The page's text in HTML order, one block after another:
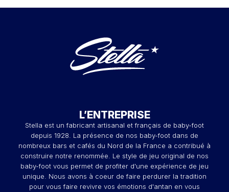
L’ENTREPRISE
Stella est un fabricant artisanal et français de baby-foot
depuis 1928. La présence de nos baby-foot dans de
nombreux bars et cafés du Nord de la France a contribué à
construire notre renommée. Le style de jeu original de nos
baby-foot vous permet de profiter d'une expérience de jeu
unique. Nous avons à coeur de faire perdurer la tradition
pour vous faire revivre vos émotions d'antan en vous